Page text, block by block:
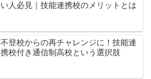
い人必見｜技能連携校のメリットとは
不登校からの再チャレンジに！技能連
携校付き通信制高校という選択肢